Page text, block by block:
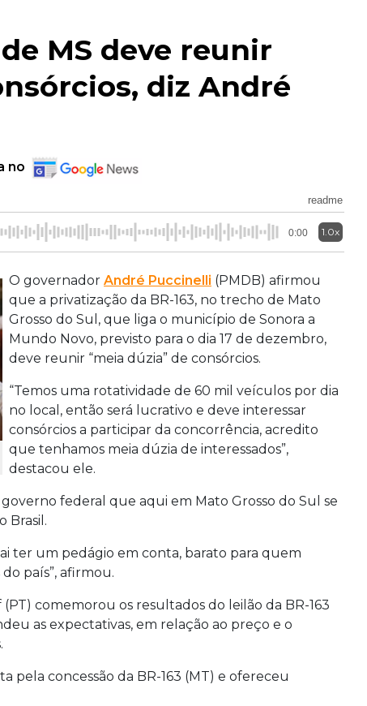
MS deve reunir
diz André
no
readme
0:00 1.0x
O governador André Puccinelli (PMDB) afirmou
que a privatização da BR-163, no trecho de Mato
Grosso do Sul, que liga o município de Sonora a
Mundo Novo, previsto para o dia 17 de dezembro,
deve reunir “meia dúzia” de consórcios.
“Temos uma rotatividade de 60 mil veículos por dia
no local, então será lucrativo e deve interessar
consórcios a participar da concorrência, acredito
que tenhamos meia dúzia de interessados”,
destacou ele.
federal que aqui em Mato Grosso do Sul se
Brasil.
ter um pedágio em conta, barato para quem
país”, afirmou.
comemorou os resultados do leilão da BR-163
as expectativas, em relação ao preço e o
pela concessão da BR-163 (MT) e ofereceu